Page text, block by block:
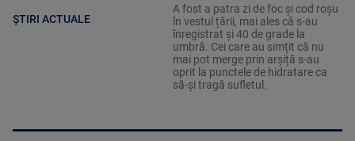
ȘTIRI ACTUALE
A fost a patra zi de foc și cod roșu
în vestul țării, mai ales că s-au
înregistrat și 40 de grade la
umbră. Cei care au simțit că nu
mai pot merge prin arșiță s-au
oprit la punctele de hidratare ca
să-și tragă sufletul.